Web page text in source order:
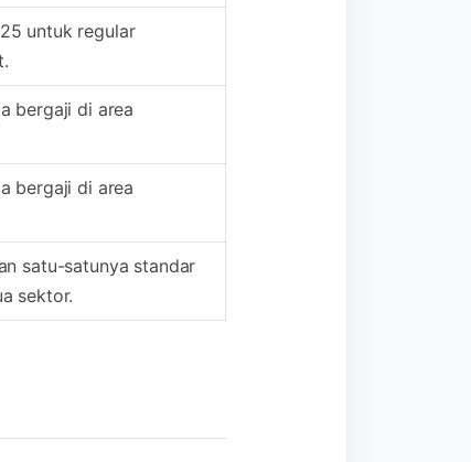
untuk regular
bergaji di area
bergaji di area
satu-satunya standar
sektor.